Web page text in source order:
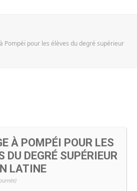
Pompéi pour les élèves du degré supérieur
À POMPÉI POUR LES
DU DEGRÉ SUPÉRIEUR
LATINE